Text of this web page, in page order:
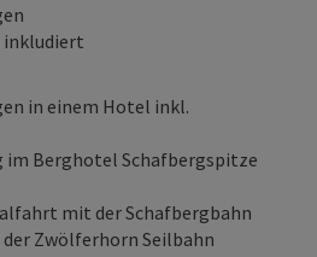
inkludiert
in einem Hotel inkl.
im Berghotel Schafbergspitze
mit der Schafbergbahn
Zwölferhorn Seilbahn